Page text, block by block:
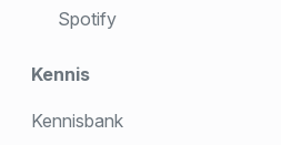
Spotify
Kennis
Kennisbank